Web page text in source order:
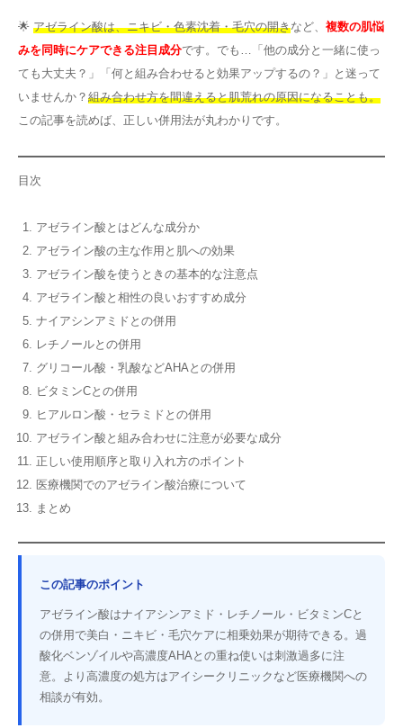
🌟 アゼライン酸は、ニキビ・色素沈着・毛穴の開きなど、 複数の肌悩
みを同時にケアできる注目成分です。でも…「他の成分と一緒に使っ
ても大丈夫？」「何と組み合わせると効果アップするの？」と迷って
いませんか？ 組み合わせ方を間違えると肌荒れの原因になることも。
この記事を読めば、正しい併用法が丸わかりです。
目次
アゼライン酸とはどんな成分か
アゼライン酸の主な作用と肌への効果
アゼライン酸を使うときの基本的な注意点
アゼライン酸と相性の良いおすすめ成分
ナイアシンアミドとの併用
レチノールとの併用
グリコール酸・乳酸などAHAとの併用
ビタミンCとの併用
ヒアルロン酸・セラミドとの併用
アゼライン酸と組み合わせに注意が必要な成分
正しい使用順序と取り入れ方のポイント
医療機関でのアゼライン酸治療について
まとめ
この記事のポイント
アゼライン酸はナイアシンアミド・レチノール・ビタミンCと
の併用で美白・ニキビ・毛穴ケアに相乗効果が期待できる。過
酸化ベンゾイルや高濃度AHAとの重ね使いは刺激過多に注
意。より高濃度の処方はアイシークリニックなど医療機関への
相談が有効。
English